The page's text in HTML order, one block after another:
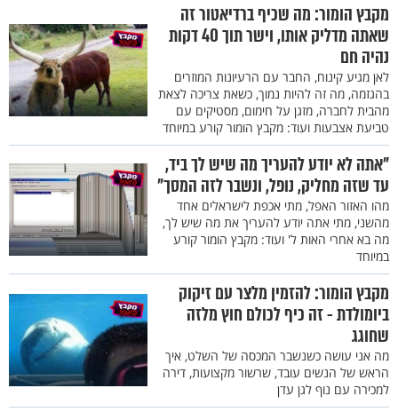
מקבץ הומור: מה שכיף ברדיאטור זה
שאתה מדליק אותו, וישר תוך 40 דקות
נהיה חם
לאן מגיע קינוח, החבר עם הרעיונות המוזרים
בהגזמה, מה זה להיות נמוך, כשאת צריכה לצאת
מהבית לחברה, מזגן על חימום, מסטיקים עם
טביעת אצבעות ועוד: מקבץ הומור קורע במיוחד
"אתה לא יודע להעריך מה שיש לך ביד,
עד שזה מחליק, נופל, ונשבר לזה המסך"
מהו האזור האפל, מתי אכפת לישראלים אחד
מהשני, מתי אתה יודע להעריך את מה שיש לך,
מה בא אחרי האות ל' ועוד: מקבץ הומור קורע
במיוחד
מקבץ הומור: להזמין מלצר עם זיקוק
ביומולדת - זה כיף לכולם חוץ מלזה
שחוגג
מה אני עושה כשנשבר המכסה של השלט, איך
הראש של הנשים עובד, שרשור מקצועות, דירה
למכירה עם נוף לגן עדן